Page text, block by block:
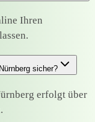
Ihren
sicher?
erfolgt über